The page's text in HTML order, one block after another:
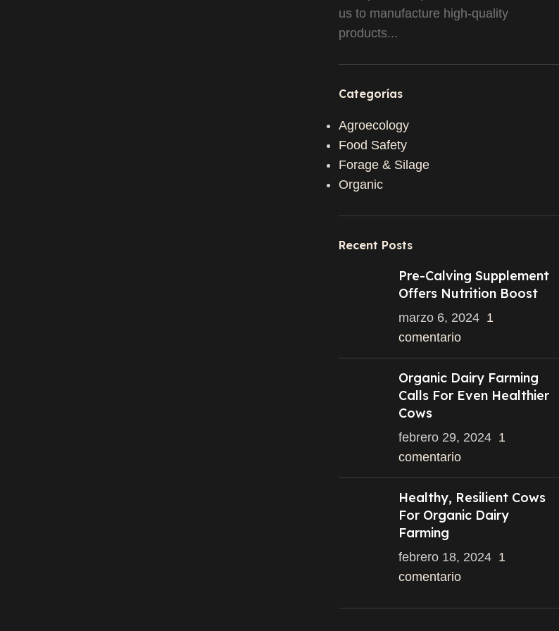
us to manufacture high-quality
products...
Categorías
Agroecology
Food Safety
Forage & Silage
Organic
Recent Posts
Pre-Calving Supplement
Offers Nutrition Boost
marzo 6, 2024 1
comentario
Organic Dairy Farming
Calls For Even Healthier
Cows
febrero 29, 2024 1
comentario
Healthy, Resilient Cows
For Organic Dairy
Farming
febrero 18, 2024 1
comentario